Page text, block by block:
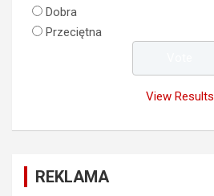
Dobra
Przeciętna
View Results
REKLAMA